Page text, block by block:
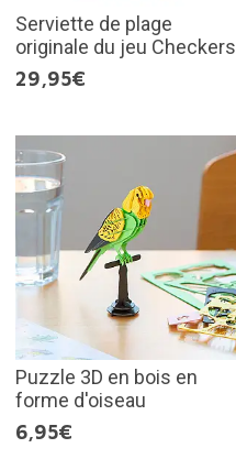
Serviette de plage
originale du jeu Checkers
29,95€
Puzzle 3D en bois en
forme d'oiseau
6,95€